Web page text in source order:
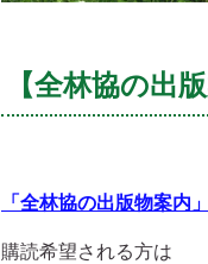
【全林協の出版
「全林協の出版物案内
購読希望される方は